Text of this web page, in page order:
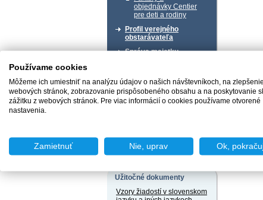
objednávky Centier
pre deti a rodiny
Profil verejného
obstarávateľa
Správa majetku
Chcem podať podnet
Užitočné dokumenty
Vzory žiadostí v slovenskom
Používame cookies
Môžeme ich umiestniť na analýzu údajov o našich návštevníkoch, na
webových stránok, zobrazovanie prispôsobeného obsahu a na poskytovanie
zážitku z webových stránok. Pre viac informácií o cookies používame otvorené
nastavenia.
Zamietnuť Nie, uprav Ok,